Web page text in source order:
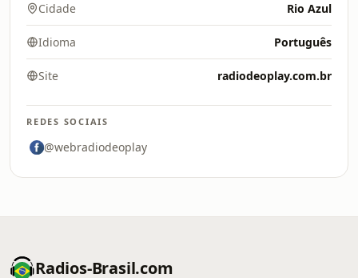
Cidade Rio Azul
Idioma Português
Site radiodeoplay.com.br
REDES SOCIAIS
@webradiodeoplay
Radios-Brasil.com